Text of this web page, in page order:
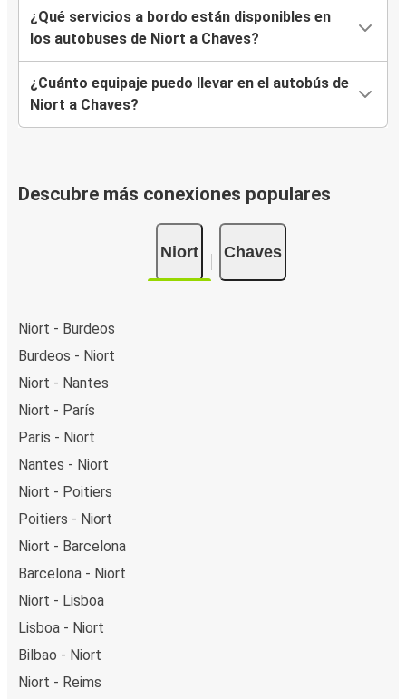
¿Qué servicios a bordo están disponibles en
los autobuses de Niort a Chaves?
¿Cuánto equipaje puedo llevar en el autobús de
Niort a Chaves?
Descubre más conexiones populares
Niort Chaves
Niort - Burdeos
Burdeos - Niort
Niort - Nantes
Niort - París
París - Niort
Nantes - Niort
Niort - Poitiers
Poitiers - Niort
Niort - Barcelona
Barcelona - Niort
Niort - Lisboa
Lisboa - Niort
Bilbao - Niort
Niort - Reims